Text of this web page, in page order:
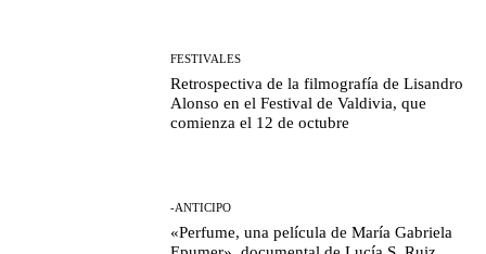
FESTIVALES
Retrospectiva de la filmografía de Lisandro
Alonso en el Festival de Valdivia, que
comienza el 12 de octubre
-ANTICIPO
«Perfume, una película de María Gabriela